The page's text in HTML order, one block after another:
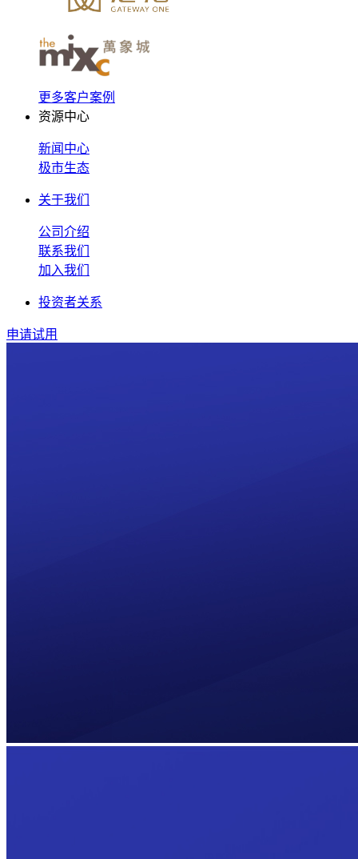
更多客户案例
资源中心
新闻中心
极市生态
关于我们
公司介绍
联系我们
加入我们
投资者关系
申请试用